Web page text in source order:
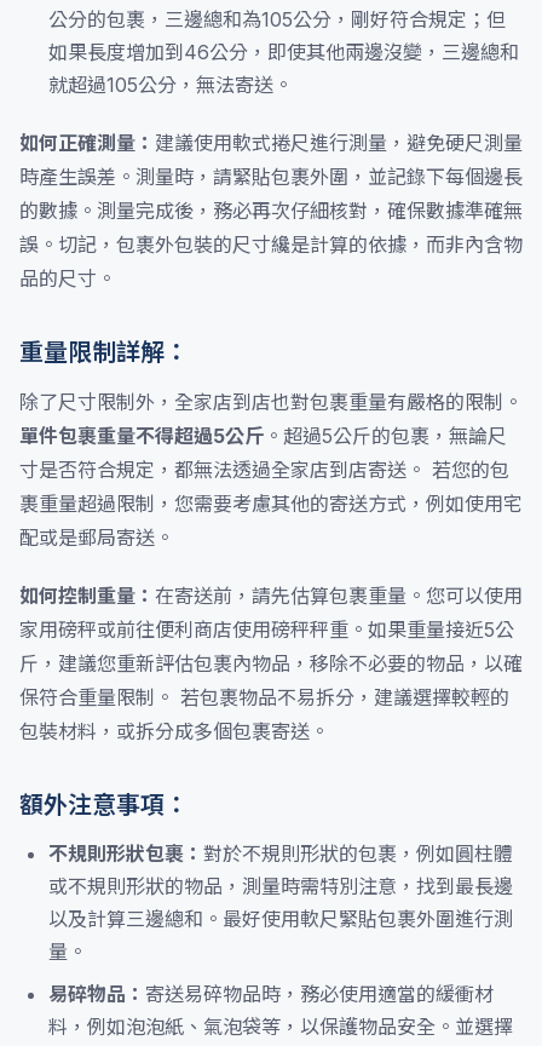
公分的包裹，三邊總和為105公分，剛好符合規定；但
如果長度增加到46公分，即使其他兩邊沒變，三邊總和
就超過105公分，無法寄送。
如何正確測量： 建議使用軟式捲尺進行測量，避免硬尺測量
時產生誤差。測量時，請緊貼包裹外圍，並記錄下每個邊長
的數據。測量完成後，務必再次仔細核對，確保數據準確無
誤。切記，包裹外包裝的尺寸纔是計算的依據，而非內含物
品的尺寸。
重量限制詳解：
除了尺寸限制外，全家店到店也對包裹重量有嚴格的限制。
單件包裹重量不得超過5公斤 。超過5公斤的包裹，無論尺
寸是否符合規定，都無法透過全家店到店寄送。 若您的包
裹重量超過限制，您需要考慮其他的寄送方式，例如使用宅
配或是郵局寄送。
如何控制重量： 在寄送前，請先估算包裹重量。您可以使用
家用磅秤或前往便利商店使用磅秤秤重。如果重量接近5公
斤，建議您重新評估包裹內物品，移除不必要的物品，以確
保符合重量限制。 若包裹物品不易拆分，建議選擇較輕的
包裝材料，或拆分成多個包裹寄送。
額外注意事項：
不規則形狀包裹： 對於不規則形狀的包裹，例如圓柱體
或不規則形狀的物品，測量時需特別注意，找到最長邊
以及計算三邊總和。最好使用軟尺緊貼包裹外圍進行測
量。
易碎物品： 寄送易碎物品時，務必使用適當的緩衝材
料，例如泡泡紙、氣泡袋等，以保護物品安全。並選擇